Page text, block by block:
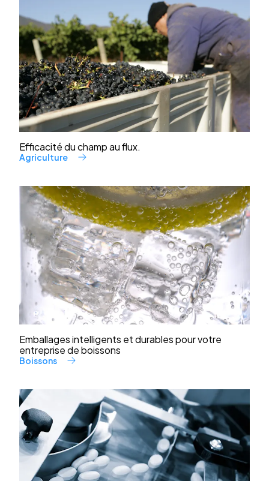
Efficacité du champ au flux.
Agriculture
Emballages intelligents et durables pour votre
entreprise de boissons
Boissons